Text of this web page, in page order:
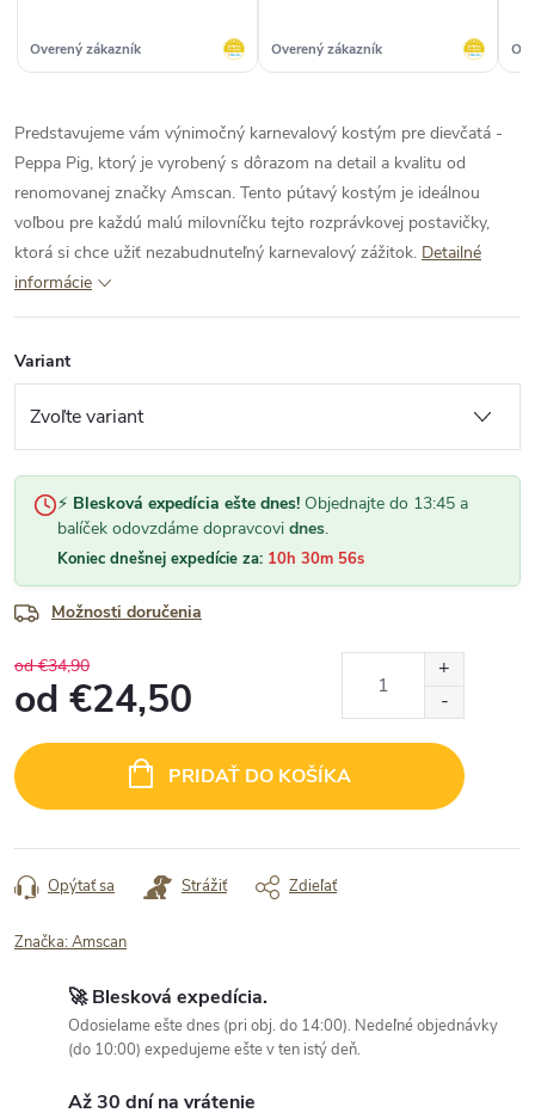
Overený zákazník Overený zákazník
Predstavujeme vám výnimočný karnevalový kostým pre dievčatá -
Peppa Pig, ktorý je vyrobený s dôrazom na detail a kvalitu od
renomovanej značky Amscan. Tento pútavý kostým je ideálnou
voľbou pre každú malú milovníčku tejto rozprávkovej postavičky,
ktorá si chce užiť nezabudnuteľný karnevalový zážitok. Detailné
informácie
Variant
⚡ Blesková expedícia ešte dnes! Objednajte do 13:45 a
balíček odovzdáme dopravcovi dnes.
Koniec dnešnej expedície za: 10h 30m 56s
Možnosti doručenia
od €34,90
od €24,50
cena:
PRIDAŤ DO KOŠÍKA
Opýtať sa Strážiť Zdieľať
Značka:Amscan
🚀 Blesková expedícia.
Odosielame ešte dnes (pri obj. do 14:00). Nedeľné objednávky
(do 10:00) expedujeme ešte v ten istý deň.
Až 30 dní na vrátenie